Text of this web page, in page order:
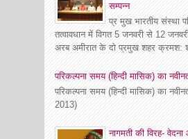
सम्पन्न
प्र मुख भारतीय संस्था
तत्वावधान में विगत 5 जनवरी से 12
अरब अमीरात के दो प्रमुख शहर क्रमश:
परिकल्पना समय (हिन्दी मासिक) का
परिकल्पना समय (हिन्दी मासिक) का
2013)
नागमती की विरह- वेदना